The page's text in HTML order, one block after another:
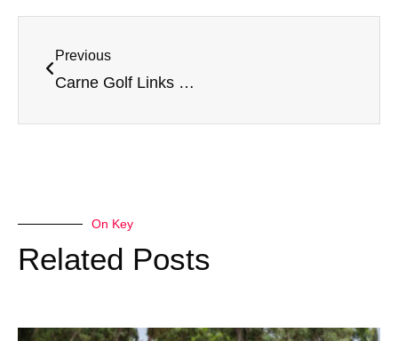
Previous
Carne Golf Links – Vid jordens ände
On Key
Related Posts